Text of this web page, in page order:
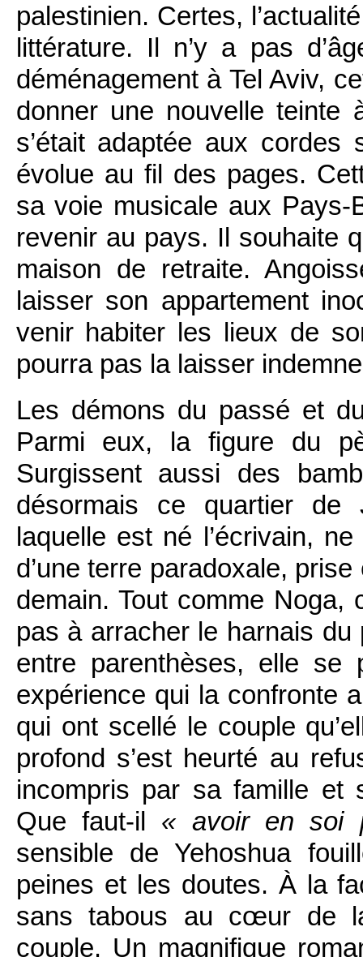
palestinien. Certes,
littérature. Il n’y a pas
déménagement à Tel Aviv,
donner une nouvelle teinte
s’était adaptée aux
évolue au fil des pages.
sa voie musicale aux
revenir au pays. Il souhaite
maison de retraite.
laisser son appartement
venir habiter les lieux de
pourra pas la laisser
Les démons du passé et
Parmi eux, la figure du
Surgissent aussi des
désormais ce quartier de
laquelle est né l’écrivain,
d’une terre paradoxale,
demain. Tout comme
pas à arracher le harnais du
entre parenthèses, elle se
expérience qui la confronte
qui ont scellé le couple
profond s’est heurté au
incompris par sa famille et
Que faut-il « avoir en soi
sensible de Yehoshua
peines et les doutes. À la
sans tabous au cœur de
couple. Un magnifique